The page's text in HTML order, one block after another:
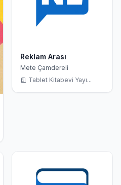
Reklam Arası
Mete Çamdereli
Tablet Kitabevi Yayı...